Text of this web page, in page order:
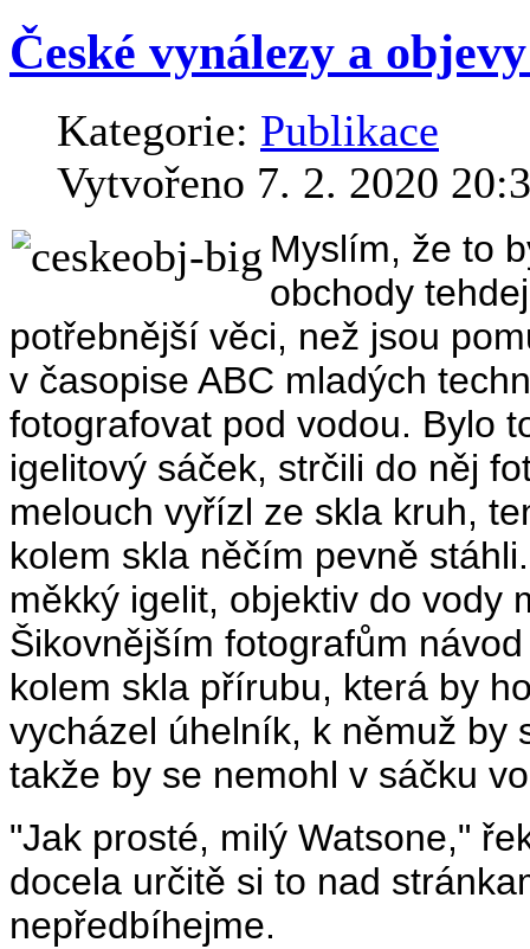
České vynálezy a
Kategorie: Publikace
Vytvořeno 7. 2. 2020
Myslím, že to
obchody
potřebnější věci, než jsou
v časopise ABC mladých
fotografovat pod vodou. Bylo
igelitový sáček, strčili do něj
melouch vyřízl ze skla kruh,
kolem skla něčím pevně
měkký igelit, objektiv do vody
Šikovnějším fotografům
kolem skla přírubu, která by
vycházel úhelník, k němuž by
takže by se nemohl v sáčku
"Jak prosté, milý Watsone,"
docela určitě si to nad
nepředbíhejme.